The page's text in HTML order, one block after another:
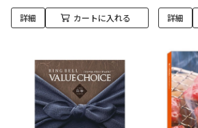
詳細 カートに入れる 詳細